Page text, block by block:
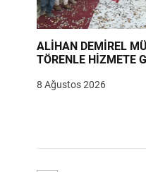
ALİHAN DEMİREL
TÖRENLE HİZMETE
8 Ağustos 2026